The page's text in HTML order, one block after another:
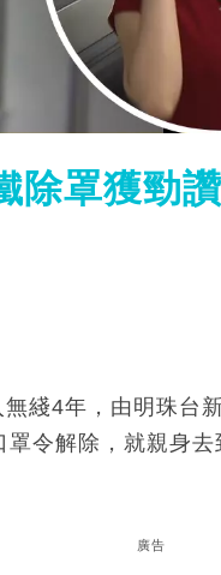
除罩獲勁
綫4年，由明珠台
令解除，就親身
廣告